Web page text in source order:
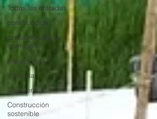
Todas las entradas
construccion
prefabricados de
hormigon
arquitectura
Vivienda
ingenieria
Construcción
sostenible